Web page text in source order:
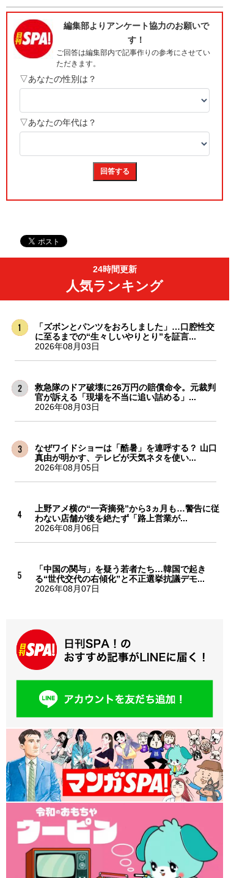
24時間更新
人気ランキング
「ズボンとパンツをおろしました」…口腔性交
に至るまでの“生々しいやりとり”を証言...
2026年08月03日
救急隊のドア破壊に26万円の賠償命令。元裁判
官が訴える「現場を不当に追い詰める」...
2026年08月03日
なぜワイドショーは「酷暑」を連呼する？ 山口
真由が明かす、テレビが天気ネタを使い...
2026年08月05日
上野アメ横の“一斉摘発”から3ヵ月も…警告に従
わない店舗が後を絶たず「路上営業が...
2026年08月06日
「中国の関与」を疑う若者たち…韓国で起き
る“世代交代の右傾化”と不正選挙抗議デモ...
2026年08月07日